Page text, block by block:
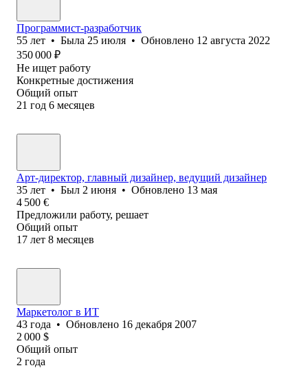
Программист-разработчик
55 лет • Была 25 июля • Обновлено 12 августа 2022
350 000 ₽
Не ищет работу
Конкретные достижения
Общий опыт
21 год 6 месяцев
Арт-директор, главный дизайнер, ведущий дизайнер
35 лет • Был 2 июня • Обновлено 13 мая
4 500 €
Предложили работу, решает
Общий опыт
17 лет 8 месяцев
Маркетолог в ИТ
43 года • Обновлено 16 декабря 2007
2 000 $
Общий опыт
2 года